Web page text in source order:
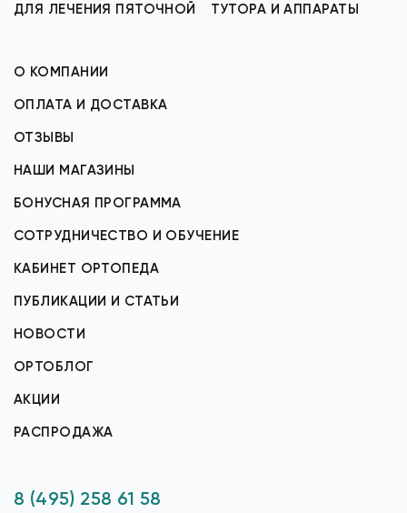
ДЛЯ ЛЕЧЕНИЯ ПЯТОЧНОЙ
ТУТОРА И АППАРАТЫ
О КОМПАНИИ
ОПЛАТА И ДОСТАВКА
ОТЗЫВЫ
НАШИ МАГАЗИНЫ
БОНУСНАЯ ПРОГРАММА
СОТРУДНИЧЕСТВО И ОБУЧЕНИЕ
КАБИНЕТ ОРТОПЕДА
ПУБЛИКАЦИИ И СТАТЬИ
НОВОСТИ
ОРТОБЛОГ
АКЦИИ
РАСПРОДАЖА
8 (495) 258 61 58